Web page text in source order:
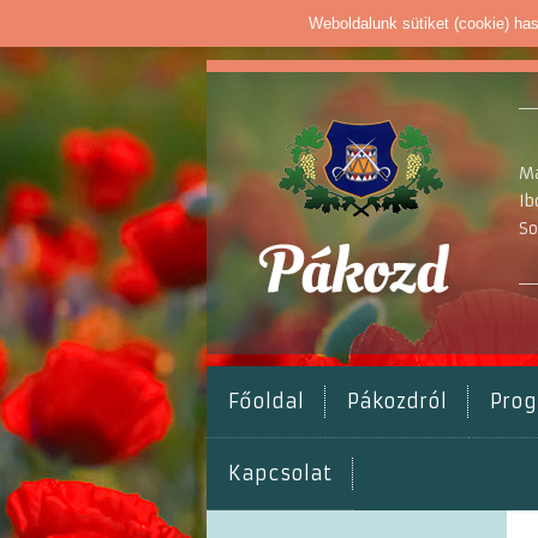
Weboldalunk sütiket (cookie)
Főoldal Pákozdról
Kapcsolat